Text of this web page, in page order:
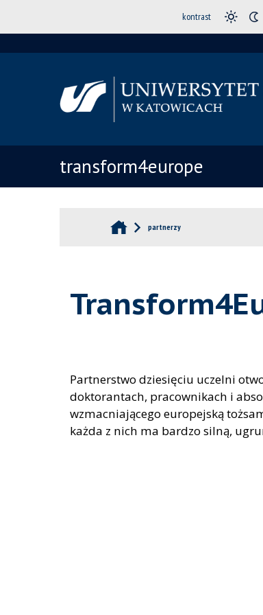
kontrast
transform4europe
partnerzy
Partnerstwo dziesięciu uczelni
doktorantach, pracownikach i
wzmacniającego europejską
każda z nich ma bardzo silną,